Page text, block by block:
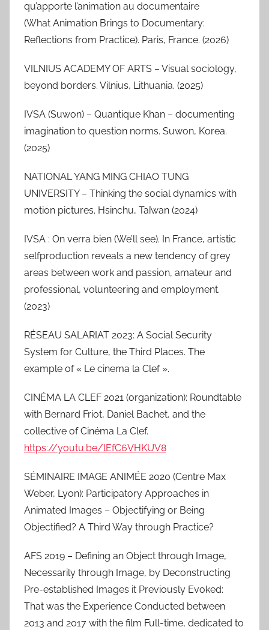
qu’apporte l’animation au documentaire
(What Animation Brings to Documentary:
Reflections from Practice). Paris, France. (2026)
VILNIUS ACADEMY OF ARTS – Visual sociology,
beyond borders. Vilnius, Lithuania. (2025)
IVSA (Suwon) – Quantique Khan – documenting
imagination to question norms. Suwon, Korea.
(2025)
NATIONAL YANG MING CHIAO TUNG
UNIVERSITY – Thinking the social dynamics with
motion pictures. Hsinchu, Taïwan (2024)
IVSA : On verra bien (We’ll see). In France, artistic
selfproduction reveals a new tendency of grey
areas between work and passion, amateur and
professional, volunteering and employment.
(2023)
RÉSEAU SALARIAT 2023: A Social Security
System for Culture, the Third Places. The
example of « Le cinema la Clef ».
CINÉMA LA CLEF 2021 (organization): Roundtable
with Bernard Friot, Daniel Bachet, and the
collective of Cinéma La Clef.
https://youtu.be/lEfC6VHKUV8
SÉMINAIRE IMAGE ANIMÉE 2020 (Centre Max
Weber, Lyon): Participatory Approaches in
Animated Images – Objectifying or Being
Objectified? A Third Way through Practice?
AFS 2019 – Defining an Object through Image,
Necessarily through Image, by Deconstructing
Pre-established Images it Previously Evoked:
That was the Experience Conducted between
2013 and 2017 with the film Full-time, dedicated to